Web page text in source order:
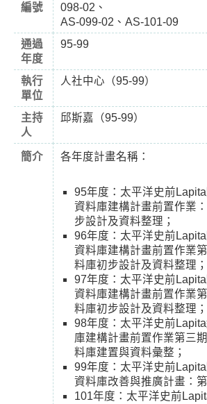
編號
098-02、
AS-099-02、AS-101-09
通過
年度
95-99
執行
單位
人社中心（95-99）
主持
人
邱斯嘉（95-99）
簡介 各年度計畫名稱：
95年度：太平洋史前
資料庫建構計畫前置作業
步設計及資料整理；
96年度：太平洋史前
資料庫建構計畫前置作業
料庫初步設計及資料整理；
97年度：太平洋史前
資料庫建構計畫前置作業
料庫初步設計及資料整理；
98年度：太平洋史前
庫建構計畫前置作業第三
料庫建置與資料彙整；
99年度：太平洋史前
資料庫改善與推廣計畫：第
101年度：太平洋史前